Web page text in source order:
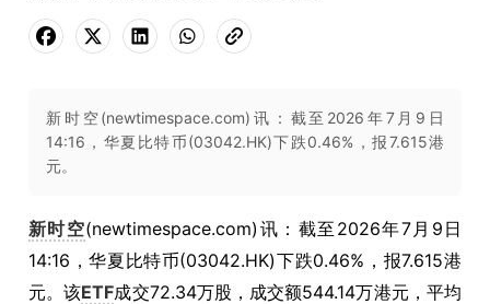
新时空(newtimespace.com)讯：截至2026年7月9日
14:16，华夏比特币(03042.HK)下跌0.46%，报7.615港
元。
新时空(newtimespace.com)讯：截至2026年7月9日
14:16，华夏比特币(03042.HK)下跌0.46%，报7.615港
元。该ETF成交72.34万股，成交额544.14万港元，平均